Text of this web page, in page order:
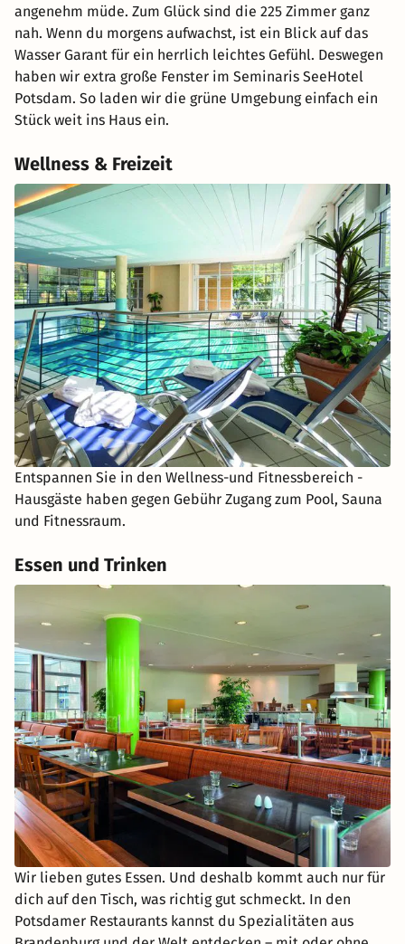
angenehm müde. Zum Glück sind die 225 Zimmer ganz
nah. Wenn du morgens aufwachst, ist ein Blick auf das
Wasser Garant für ein herrlich leichtes Gefühl. Deswegen
haben wir extra große Fenster im Seminaris SeeHotel
Potsdam. So laden wir die grüne Umgebung einfach ein
Stück weit ins Haus ein.
Wellness & Freizeit
Entspannen Sie in den Wellness-und Fitnessbereich -
Hausgäste haben gegen Gebühr Zugang zum Pool, Sauna
und Fitnessraum.
Essen und Trinken
Wir lieben gutes Essen. Und deshalb kommt auch nur für
dich auf den Tisch, was richtig gut schmeckt. In den
Potsdamer Restaurants kannst du Spezialitäten aus